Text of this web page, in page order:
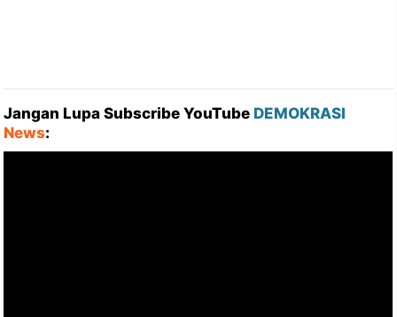
Jangan Lupa Subscribe YouTube DEMOKRASI
News: